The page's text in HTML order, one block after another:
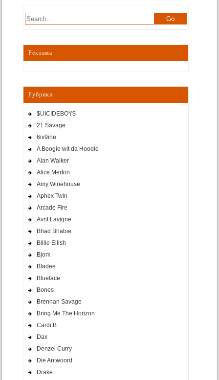
Реклама
Рубрики
$UICIDEBOY$
21 Savage
6ix9ine
A Boogie wit da Hoodie
Alan Walker
Alice Merton
Amy Winehouse
Aphex Twin
Arcade Fire
Avril Lavigne
Bhad Bhabie
Billie Eilish
Bjork
Bladee
Blueface
Bones
Brennan Savage
Bring Me The Horizon
Cardi B
Dax
Denzel Curry
Die Antwoord
Drake